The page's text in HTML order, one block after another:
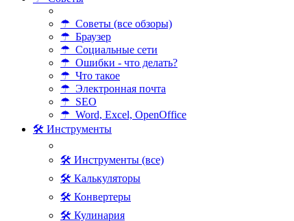
☂ Советы (все обзоры)
☂ Браузер
☂ Социальные сети
☂ Ошибки - что делать?
☂ Что такое
☂ Электронная почта
☂ SEO
☂ Word, Excel, OpenOffice
🛠 Инструменты
🛠 Инструменты (все)
🛠 Калькуляторы
🛠 Конвертеры
🛠 Кулинария